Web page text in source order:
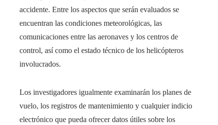
accidente. Entre los aspectos que serán evaluados se
encuentran las condiciones meteorológicas, las
comunicaciones entre las aeronaves y los centros de
control, así como el estado técnico de los helicópteros
involucrados.
Los investigadores igualmente examinarán los planes de
vuelo, los registros de mantenimiento y cualquier indicio
electrónico que pueda ofrecer datos útiles sobre los